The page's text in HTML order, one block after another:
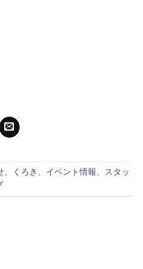
、 くろき 、 イベント情報、 スタッ